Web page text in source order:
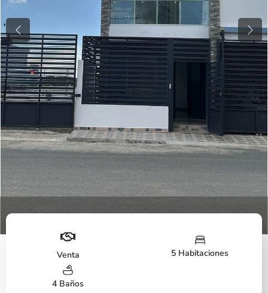
Previous
Fachada
Next
Venta 5 Habitaciones
4 Baños